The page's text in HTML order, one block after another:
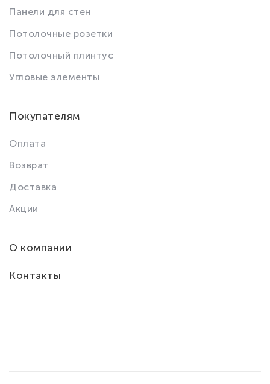
Панели для стен
Потолочные розетки
Потолочный плинтус
Угловые элементы
Покупателям
Оплата
Возврат
Доставка
Акции
О компании
Контакты